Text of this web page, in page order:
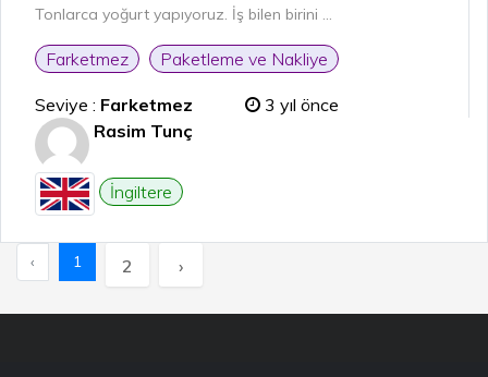
Tonlarca yoğurt yapıyoruz. İş bilen birini ...
Farketmez Paketleme ve Nakliye
Seviye : Farketmez
3 yıl önce
Rasim Tunç
İngiltere
‹ 1 2 ›